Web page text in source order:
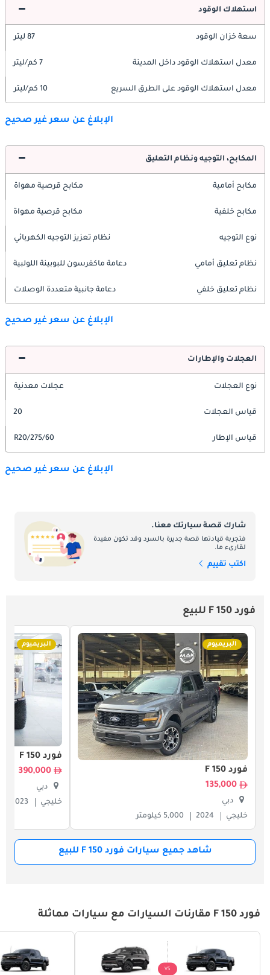
استهلاك الوقود
سعة خزان الوقود 87 ليتر
معدل استهلاك الوقود داخل المدينة 7 كم/ليتر
معدل استهلاك الوقود على الطرق السريع 10 كم/ليتر
الإبلاغ عن سعر غير صحيح
المكابح، التوجيه ونظام التعليق
مكابح أمامية مكابح قرصية مهواة
مكابح خلفية مكابح قرصية مهواة
نوع التوجيه نظام تعزيز التوجيه الكهربائي
نظام تعليق أمامي دعامة ماكفرسون للبوبينة اللولبية
نظام تعليق خلفي دعامة جانبية متعددة الوصلات
الإبلاغ عن سعر غير صحيح
العجلات والإطارات
نوع العجلات عجلات معدنية
قياس العجلات 20
قياس الإطار 275/60/R20
الإبلاغ عن سعر غير صحيح
شارك قصة سيارتك معنا.
فتجربة قيادتها قصة جديرة بالسرد وقد تكون مفيدة
لقارىء ما.
اكتب تقييم
فورد F 150 للبيع
البريميوم
فورد F 150
135,000
دبي
خليجي
2024 5,000 كيلومتر
البريميوم
فورد F 150
390,000
دبي
خليجي
2023
شاهد جميع سيارات فورد F 150 للبيع
فورد F 150 مقارنات السيارات مع سيارات مماثلة
VS